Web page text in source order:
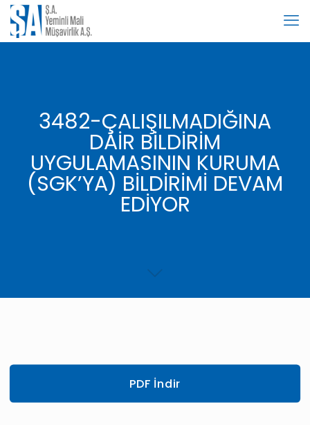
3482-ÇALIŞILMADIĞINA
DAİR BİLDİRİM
UYGULAMASININ KURUMA
(SGK’YA) BİLDİRİMİ DEVAM
EDİYOR
PDF İndir